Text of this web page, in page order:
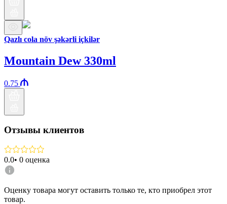
Qazlı cola növ şəkərli içkilər
Mountain Dew 330ml
0.75
Отзывы клиентов
0.0• 0 оценка
Оценку товара могут оставить только те, кто приобрел этот
товар.